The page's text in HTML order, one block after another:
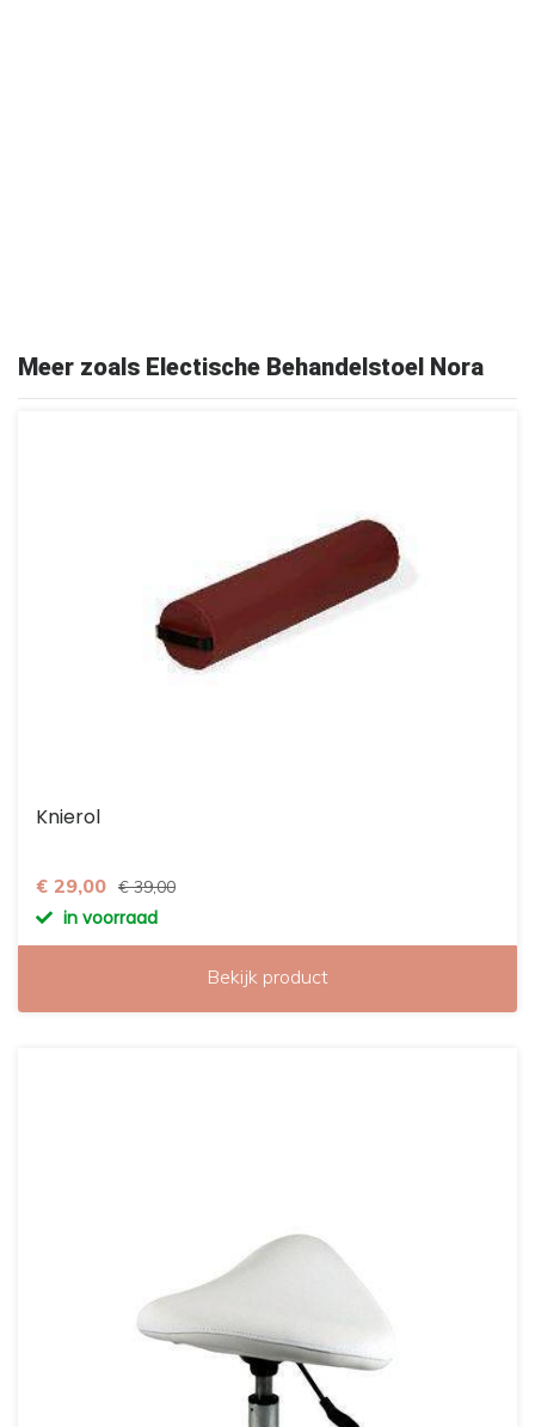
Meer zoals Electische Behandelstoel Nora
Knierol
€ 29,00 € 39,00
in voorraad
Bekijk product